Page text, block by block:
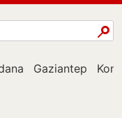
Gaziantep